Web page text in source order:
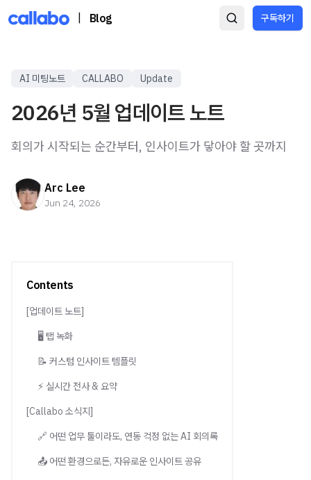
Blog 구독하기
AI 미팅노트 CALLABO Update
2026년 5월 업데이트 노트
회의가 시작되는 순간부터, 인사이트가 닿아야 할 곳까지
Arc Lee
Jun 24, 2026
Contents
[업데이트 노트]
🖥️ 탭 녹화
📝 커스텀 인사이트 템플릿
⚡ 실시간 전사 & 요약
[Callabo 소식지]
🔗 어떤 업무 툴이라도, 연동 걱정 없는 AI 회의록
📤 어떤 환경으로든, 자유로운 인사이트 공유